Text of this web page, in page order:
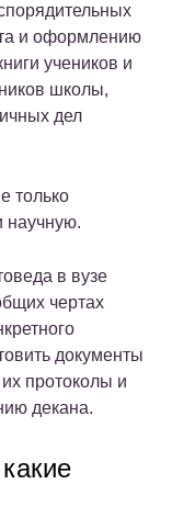
и оформлению
учеников и
школы,
дел
только
научную.
в вузе
чертах
документы
протоколы и
декана.